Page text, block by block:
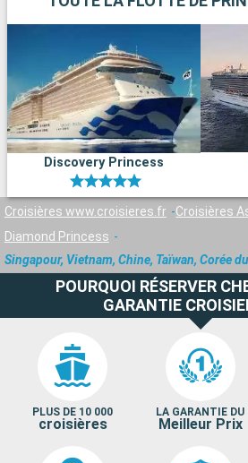
Discovery Princess
Croisières www.croisieres.fr Croisières
Diamond Princess
Singapour, Vietnam, Chine, Taïwan, Corée
POURQUOI RÉSERVER
GARANTIE
PLUS DE 10 000
croisières
LA GARANTIE DU
Meilleur Prix